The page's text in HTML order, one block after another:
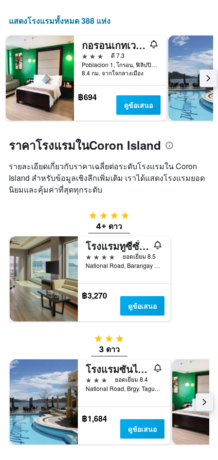
แสดงโรงแรมทั้งหมด 388 แห่ง
กอรอนเกทเวย์ โฮเทลแอนด์สวีทส์
3 ดาว
ดี 7.3
Poblacion 1, โกรอน, ฟิลิปปินส์
8.4 กม. จากใจกลางเมือง
฿694
ดูข้อเสนอ
ราคาโรงแรมในCoron Island
รายละเอียดเกี่ยวกับราคาเฉลี่ยต่อระดับโรงแรมใน Coron
Island สำหรับข้อมูลเชิงลึกเพิ่มเติม เราได้แสดงโรงแรมยอด
นิยมและคุ้มค่าที่สุดทุกระดับ
4 ดาว
4+ ดาว
โรงแรมทูซีซั่นส์ กอรอน เบย์ไซด์
4 ดาว
ยอดเยี่ยม 8.5
National Road, Barangay Tagumpay, โกรอน, ฟิลิปปินส์
฿3,270
ดูข้อเสนอ
3 ดาว
3 ดาว
โรงแรมซันไลท์เกสท์ กอรอน
3 ดาว
ยอดเยี่ยม 8.4
National Road, Brgy. Tagumpay, โกรอน, ฟิลิปปินส์
฿1,684
ดูข้อเสนอ